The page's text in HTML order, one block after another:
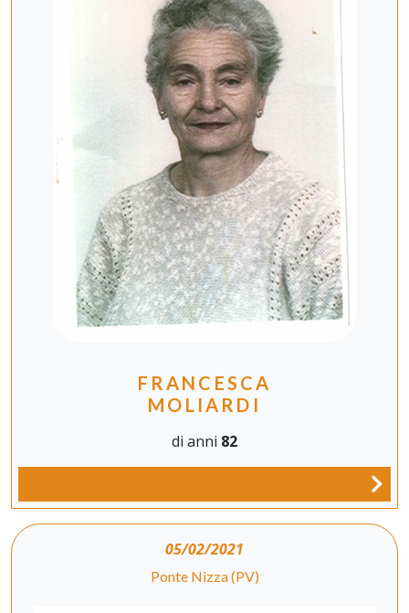
FRANCESCA
MOLIARDI
di anni 82
05/02/2021
Ponte Nizza (PV)